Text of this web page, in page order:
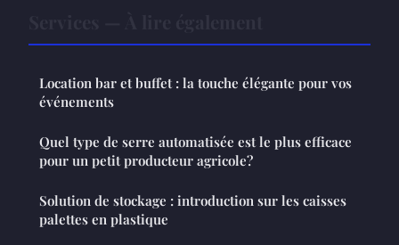
Location bar et buffet : la touche élégante pour vos
événements
Quel type de serre automatisée est le plus efficace
pour un petit producteur agricole?
Solution de stockage : introduction sur les caisses
palettes en plastique